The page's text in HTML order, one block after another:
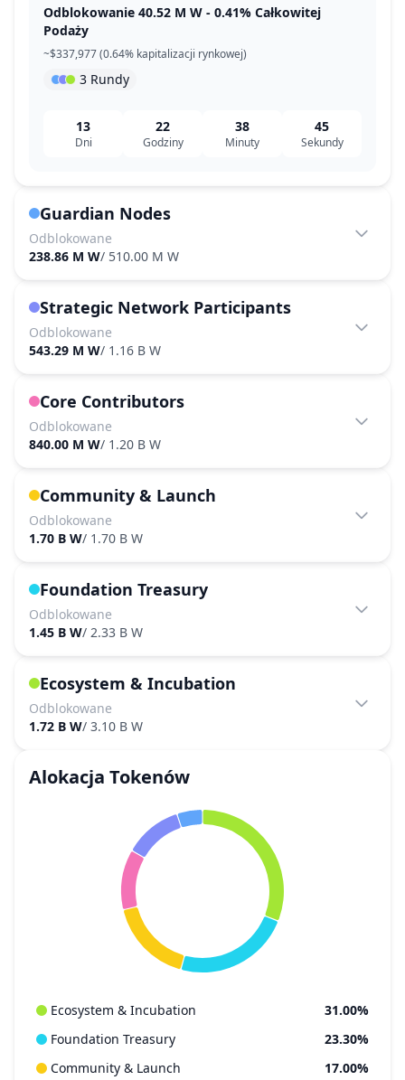
Odblokowanie 40.52 M W - 0.41% Całkowitej
Podaży
~$337,977 (0.64% kapitalizacji rynkowej)
3 Rundy
13
Dni
22
Godziny
38
Minuty
45
Sekundy
Guardian Nodes
Odblokowane
238.86 M W/ 510.00 M W
Strategic Network Participants
Odblokowane
543.29 M W/ 1.16 B W
Core Contributors
Odblokowane
840.00 M W/ 1.20 B W
Community & Launch
Odblokowane
1.70 B W/ 1.70 B W
Foundation Treasury
Odblokowane
1.45 B W/ 2.33 B W
Ecosystem & Incubation
Odblokowane
1.72 B W/ 3.10 B W
Alokacja Tokenów
Ecosystem & Incubation
31.00%
Foundation Treasury
23.30%
Community & Launch
17.00%